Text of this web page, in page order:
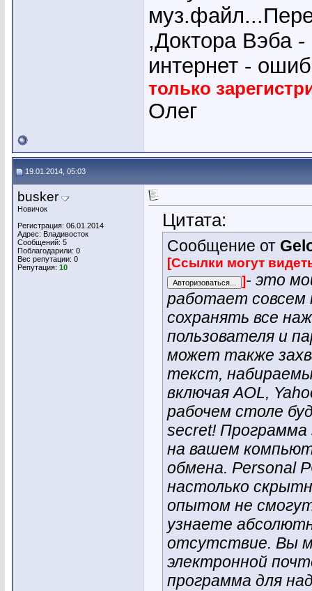
,Доктора Вэба
интернет -
только
Олег
19.01.2014, 05:03
busker
Новичок
Регистрация: 06.01.2014
Адрес: Владивосток
Сообщений: 5
Поблагодарили: 0
Вес репутации: 0
Репутация: 10
Цитата:
Сообщение от
[Ссылки могут
]- это
работает
сохранять все
пользователя и
может также
текст,
включая AOL,
рабочем столе
secret!
на вашем
обмена. Personal
настолько
опытом не
узнаете
отсутствие. Вы
электронной
программа для